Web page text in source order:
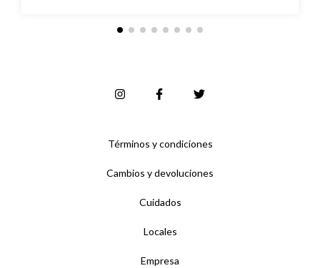
Términos y condiciones
Cambios y devoluciones
Cuidados
Locales
Empresa